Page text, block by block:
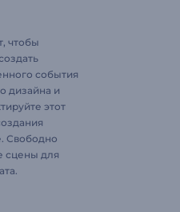
чтобы
события
дизайна и
этот
Свободно
сцены для